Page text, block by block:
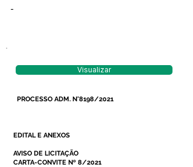
-
Visualizar
PROCESSO ADM. N°8198/2021
EDITAL E ANEXOS
AVISO DE LICITAÇÃO
CARTA-CONVITE Nº 8/2021